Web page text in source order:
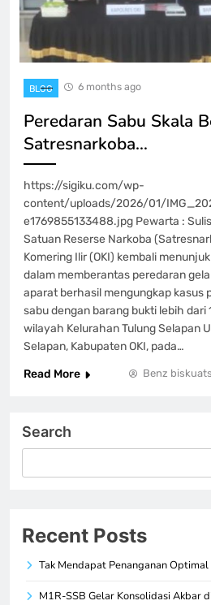
BLOG 6 months ago
Peredaran Sabu Skala
Satresnarkoba…
https://sigiku.com/wp-
content/uploads/2026/01/
e1769855133488.jpg Pewarta :
Satuan Reserse Narkoba
Komering Ilir (OKI) kembali
dalam memberantas peredaran
aparat berhasil mengungkap kasus
sabu dengan barang bukti lebih dari
wilayah Kelurahan Tulung Selapan
Selapan, Kabupaten OKI, pada…
Read More
Benz
Search
Recent Posts
Tak Mendapat Penanganan
M1R-SSB Gelar Konsolidasi Akbar